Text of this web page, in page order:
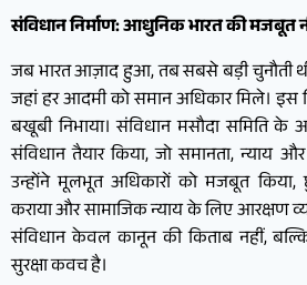
संविधान निर्माण: आधुनिक भारत की मजबूत
जब भारत आज़ाद हुआ, तब सबसे बड़ी चुनौती
जहां हर आदमी को समान अधिकार मिले। इस
बखूबी निभाया। संविधान मसौदा समिति
संविधान तैयार किया, जो समानता, न्याय और
उन्होंने मूलभूत अधिकारों को मजबूत
कराया और सामाजिक न्याय के लिए आरक्षण
संविधान केवल कानून की किताब नहीं,
सुरक्षा कवच है।